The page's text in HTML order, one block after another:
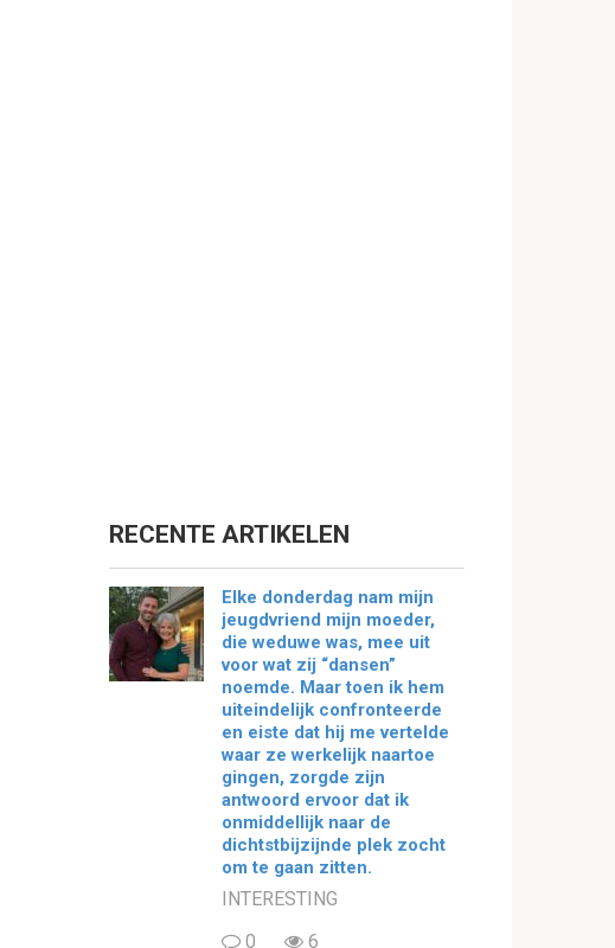
RECENTE ARTIKELEN
Elke donderdag nam mijn
jeugdvriend mijn moeder,
die weduwe was, mee uit
voor wat zij “dansen”
noemde. Maar toen ik hem
uiteindelijk confronteerde
en eiste dat hij me vertelde
waar ze werkelijk naartoe
gingen, zorgde zijn
antwoord ervoor dat ik
onmiddellijk naar de
dichtstbijzijnde plek zocht
om te gaan zitten.
INTERESTING
0
6